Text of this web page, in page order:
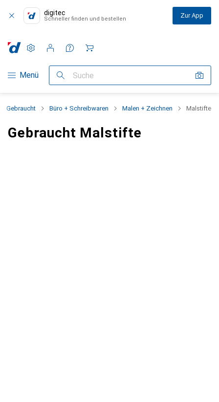
digitec
Schneller finden und bestellen Zur App
Navigation nach Kategorien
Menü Suche
Einstellungen
Kundenkonto
Vergleichslisten
Merklisten
Warenkorb
Gebraucht Büro + Schreibwaren Malen + Zeichnen Malstifte
Gebraucht Malstifte